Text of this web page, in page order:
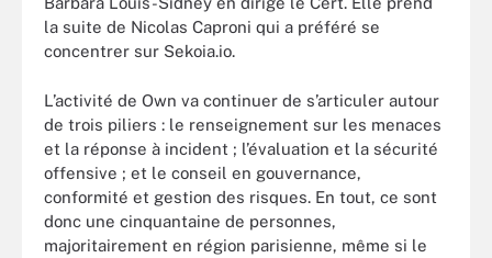
la suite de Nicolas Caproni qui a préféré se
concentrer sur Sekoia.io.
L’activité de Own va continuer de s’articuler autour
de trois piliers : le renseignement sur les menaces
et la réponse à incident ; l’évaluation et la sécurité
offensive ; et le conseil en gouvernance,
conformité et gestion des risques. En tout, ce sont
donc une cinquantaine de personnes,
majoritairement en région parisienne, même si le